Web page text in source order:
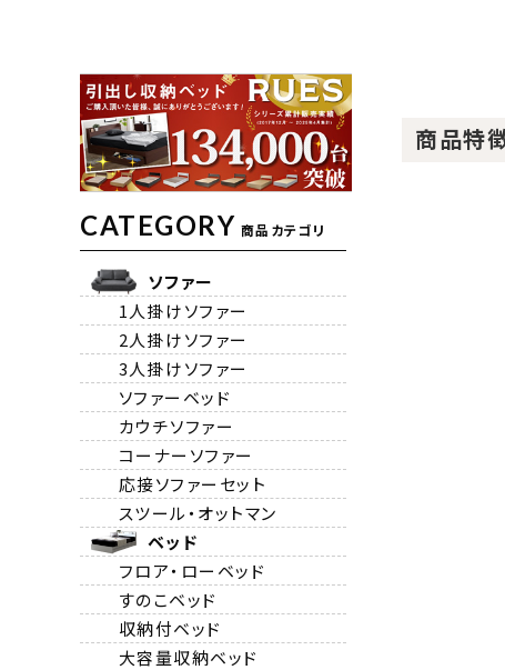
CATEGORY 商品カテゴリ
ソファー
1人掛けソファー
2人掛けソファー
3人掛けソファー
ソファーベッド
カウチソファー
コーナーソファー
応接ソファーセット
スツール・オットマン
ベッド
フロア・ローベッド
すのこベッド
収納付ベッド
大容量収納ベッド
商品特